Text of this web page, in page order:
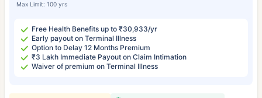
Max Limit: 100 yrs
Free Health Benefits up to ₹30,933/yr
Early payout on Terminal Illness
Option to Delay 12 Months Premium
₹3 Lakh Immediate Payout on Claim Intimation
Waiver of premium on Terminal Illness